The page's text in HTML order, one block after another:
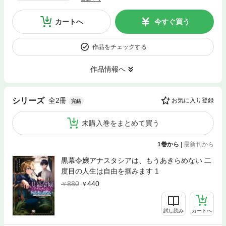
カートへ 今すぐ買う
作品をチェックする
作品情報へ
シリーズ 全2冊 完結 お気に入り登録
未購入巻をまとめて買う
1巻から 最新刊から
黒幕令嬢アナスタシアは、もうあきらめない 二
度目の人生は自由を掴みます 1
880
440
試し読み カートへ